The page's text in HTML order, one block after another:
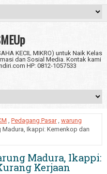
KECIL MIKRO) untuk Naik Kelas
dan Sosial Media. Kontak kami
HP: 0812-1057533
, Pedagang Pasar, warung
Madura, Ikappi: Kemenkop dan
Madura, Ikappi:
Kerjaan